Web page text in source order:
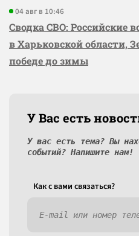
04 авг в 10:46
Сводка СВО: Российские
в Харьковской области,
победе до зимы
У Вас есть
У вас есть тема? Вы
событий? Напишите нам!
Как c вами связаться?